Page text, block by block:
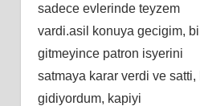
sadece evlerinde teyzem
vardi.asil konuya gecigim,
gitmeyince patron isyerini
satmaya karar verdi ve
gidiyordum, kapiyi